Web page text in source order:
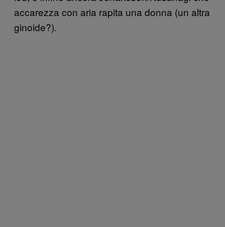
accarezza con aria rapita una donna (un altra
ginoide?).